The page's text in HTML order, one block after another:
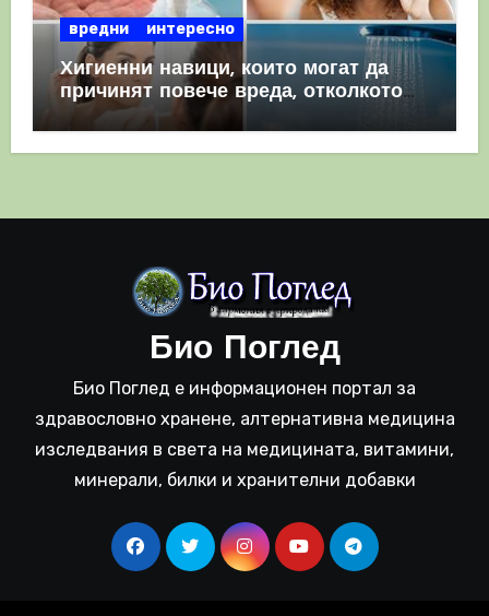
вредни интересно
Хигиенни навици, които могат да
причинят повече вреда, отколкото
полза
Био Поглед
Био Поглед е информационен портал за
здравословно хранене, алтернативна медицина
изследвания в света на медицината, витамини,
минерали, билки и хранителни добавки